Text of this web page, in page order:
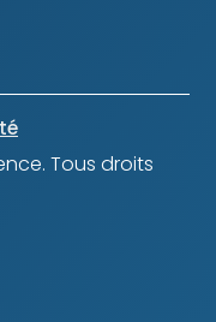
. Tous droits